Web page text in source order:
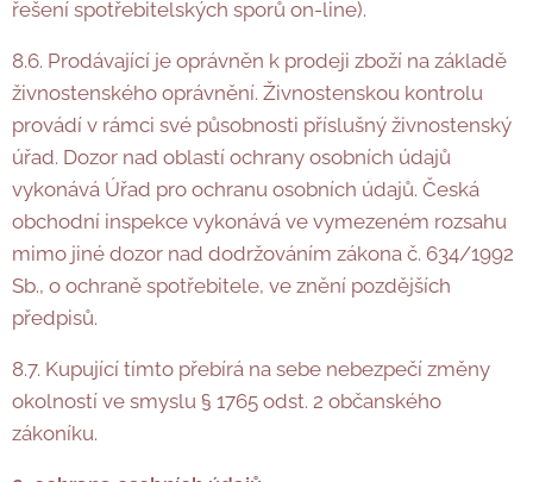
řešení spotřebitelských sporů on-line).
8.6. Prodávající je oprávněn k prodeji zboží na základě
živnostenského oprávnění. Živnostenskou kontrolu
provádí v rámci své působnosti příslušný živnostenský
úřad. Dozor nad oblastí ochrany osobních údajů
vykonává Úřad pro ochranu osobních údajů. Česká
obchodní inspekce vykonává ve vymezeném rozsahu
mimo jiné dozor nad dodržováním zákona č. 634/1992
Sb., o ochraně spotřebitele, ve znění pozdějších
předpisů.
8.7. Kupující tímto přebírá na sebe nebezpečí změny
okolností ve smyslu § 1765 odst. 2 občanského
zákoníku.